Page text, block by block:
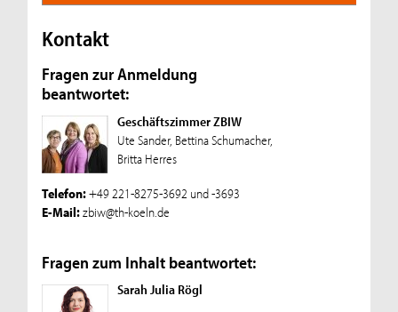
Kontakt
Fragen zur Anmeldung
beantwortet:
Geschäftszimmer ZBIW
Ute Sander, Bettina Schumacher,
Britta Herres
Telefon:+49 221-8275-3692 und -3693
E-Mail:zbiw@th-koeln.de
Fragen zum Inhalt beantwortet:
Sarah Julia Rögl